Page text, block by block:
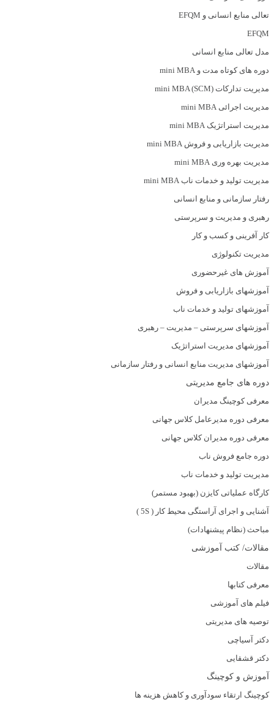
تعالی منابع انسانی و EFQM
EFQM
مدل تعالی منابع انسانی
دوره های کوتاه مدت و mini MBA
مدیریت تدارکات (mini MBA (SCM
مدیریت اجرائی mini MBA
مدیریت استراتژیک mini MBA
مدیریت بازاریابی و فروش mini MBA
مدیریت بهره وری mini MBA
مدیریت تولید و خدمات ناب mini MBA
رفتار سازمانی و منابع انسانی
رهبری و مدیریت و سرپرستی
کار آفرینی و کسب و کار
مدیریت تکنولوژی
آموزش های غیرحضوری
آموزشهای بازاریابی و فروش
آموزشهای تولید و خدمات ناب
آموزشهای سرپرستی – مدیریت – رهبری
آموزشهای مدیریت استراتژیک
آموزشهای مدیریت منابع انسانی و رفتار سازمانی
دوره های جامع مدیریتی
معرفی کوچینگ مدیران
معرفی دوره مدیرعامل کلاس جهانی
معرفی دوره مدیران کلاس جهانی
دوره جامع فروش ناب
مدیریت تولید و خدمات ناب
کارگاه عملیاتی کایزن (بهبود مستمر)
آشنایی و اجرای آراستگی محیط کار ( 5S )
مباحث (نظام پیشنهادات)
مقالات/ کتب آموزشی
مقالات
معرفی کتابها
فیلم های آموزشی
توصیه های مدیریتی
دکتر آسیاچی
دکتر قشقایی
آموزش و کوچینگ
کوچینگ ارتقاء سودآوری و کاهش هزینه ها